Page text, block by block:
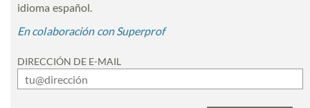
idioma español.
En colaboración con Superprof
DIRECCIÓN DE E-MAIL